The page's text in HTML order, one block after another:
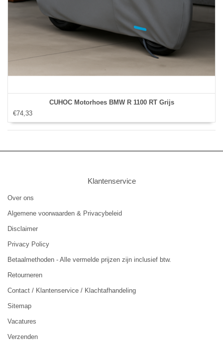
CUHOC Motorhoes BMW R 1100 RT Grijs
€74,33
Klantenservice
Over ons
Algemene voorwaarden & Privacybeleid
Disclaimer
Privacy Policy
Betaalmethoden - Alle vermelde prijzen zijn inclusief btw.
Retourneren
Contact / Klantenservice / Klachtafhandeling
Sitemap
Vacatures
Verzenden